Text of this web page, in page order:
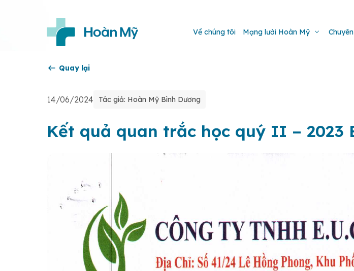
Về chúng tôi Mạng lưới Hoàn Mỹ
Quay lại
14/06/2024 Tác giả: Hoàn Mỹ Bình Dương
Kết quả quan trắc học quý II – 2023